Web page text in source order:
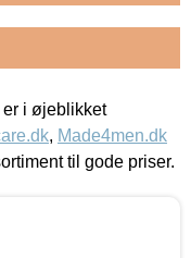
i øjeblikket
, Made4men.dk
til gode priser.